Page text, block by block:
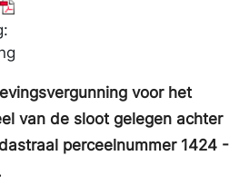
voor het
van de sloot gelegen achter
perceelnummer 1424 -